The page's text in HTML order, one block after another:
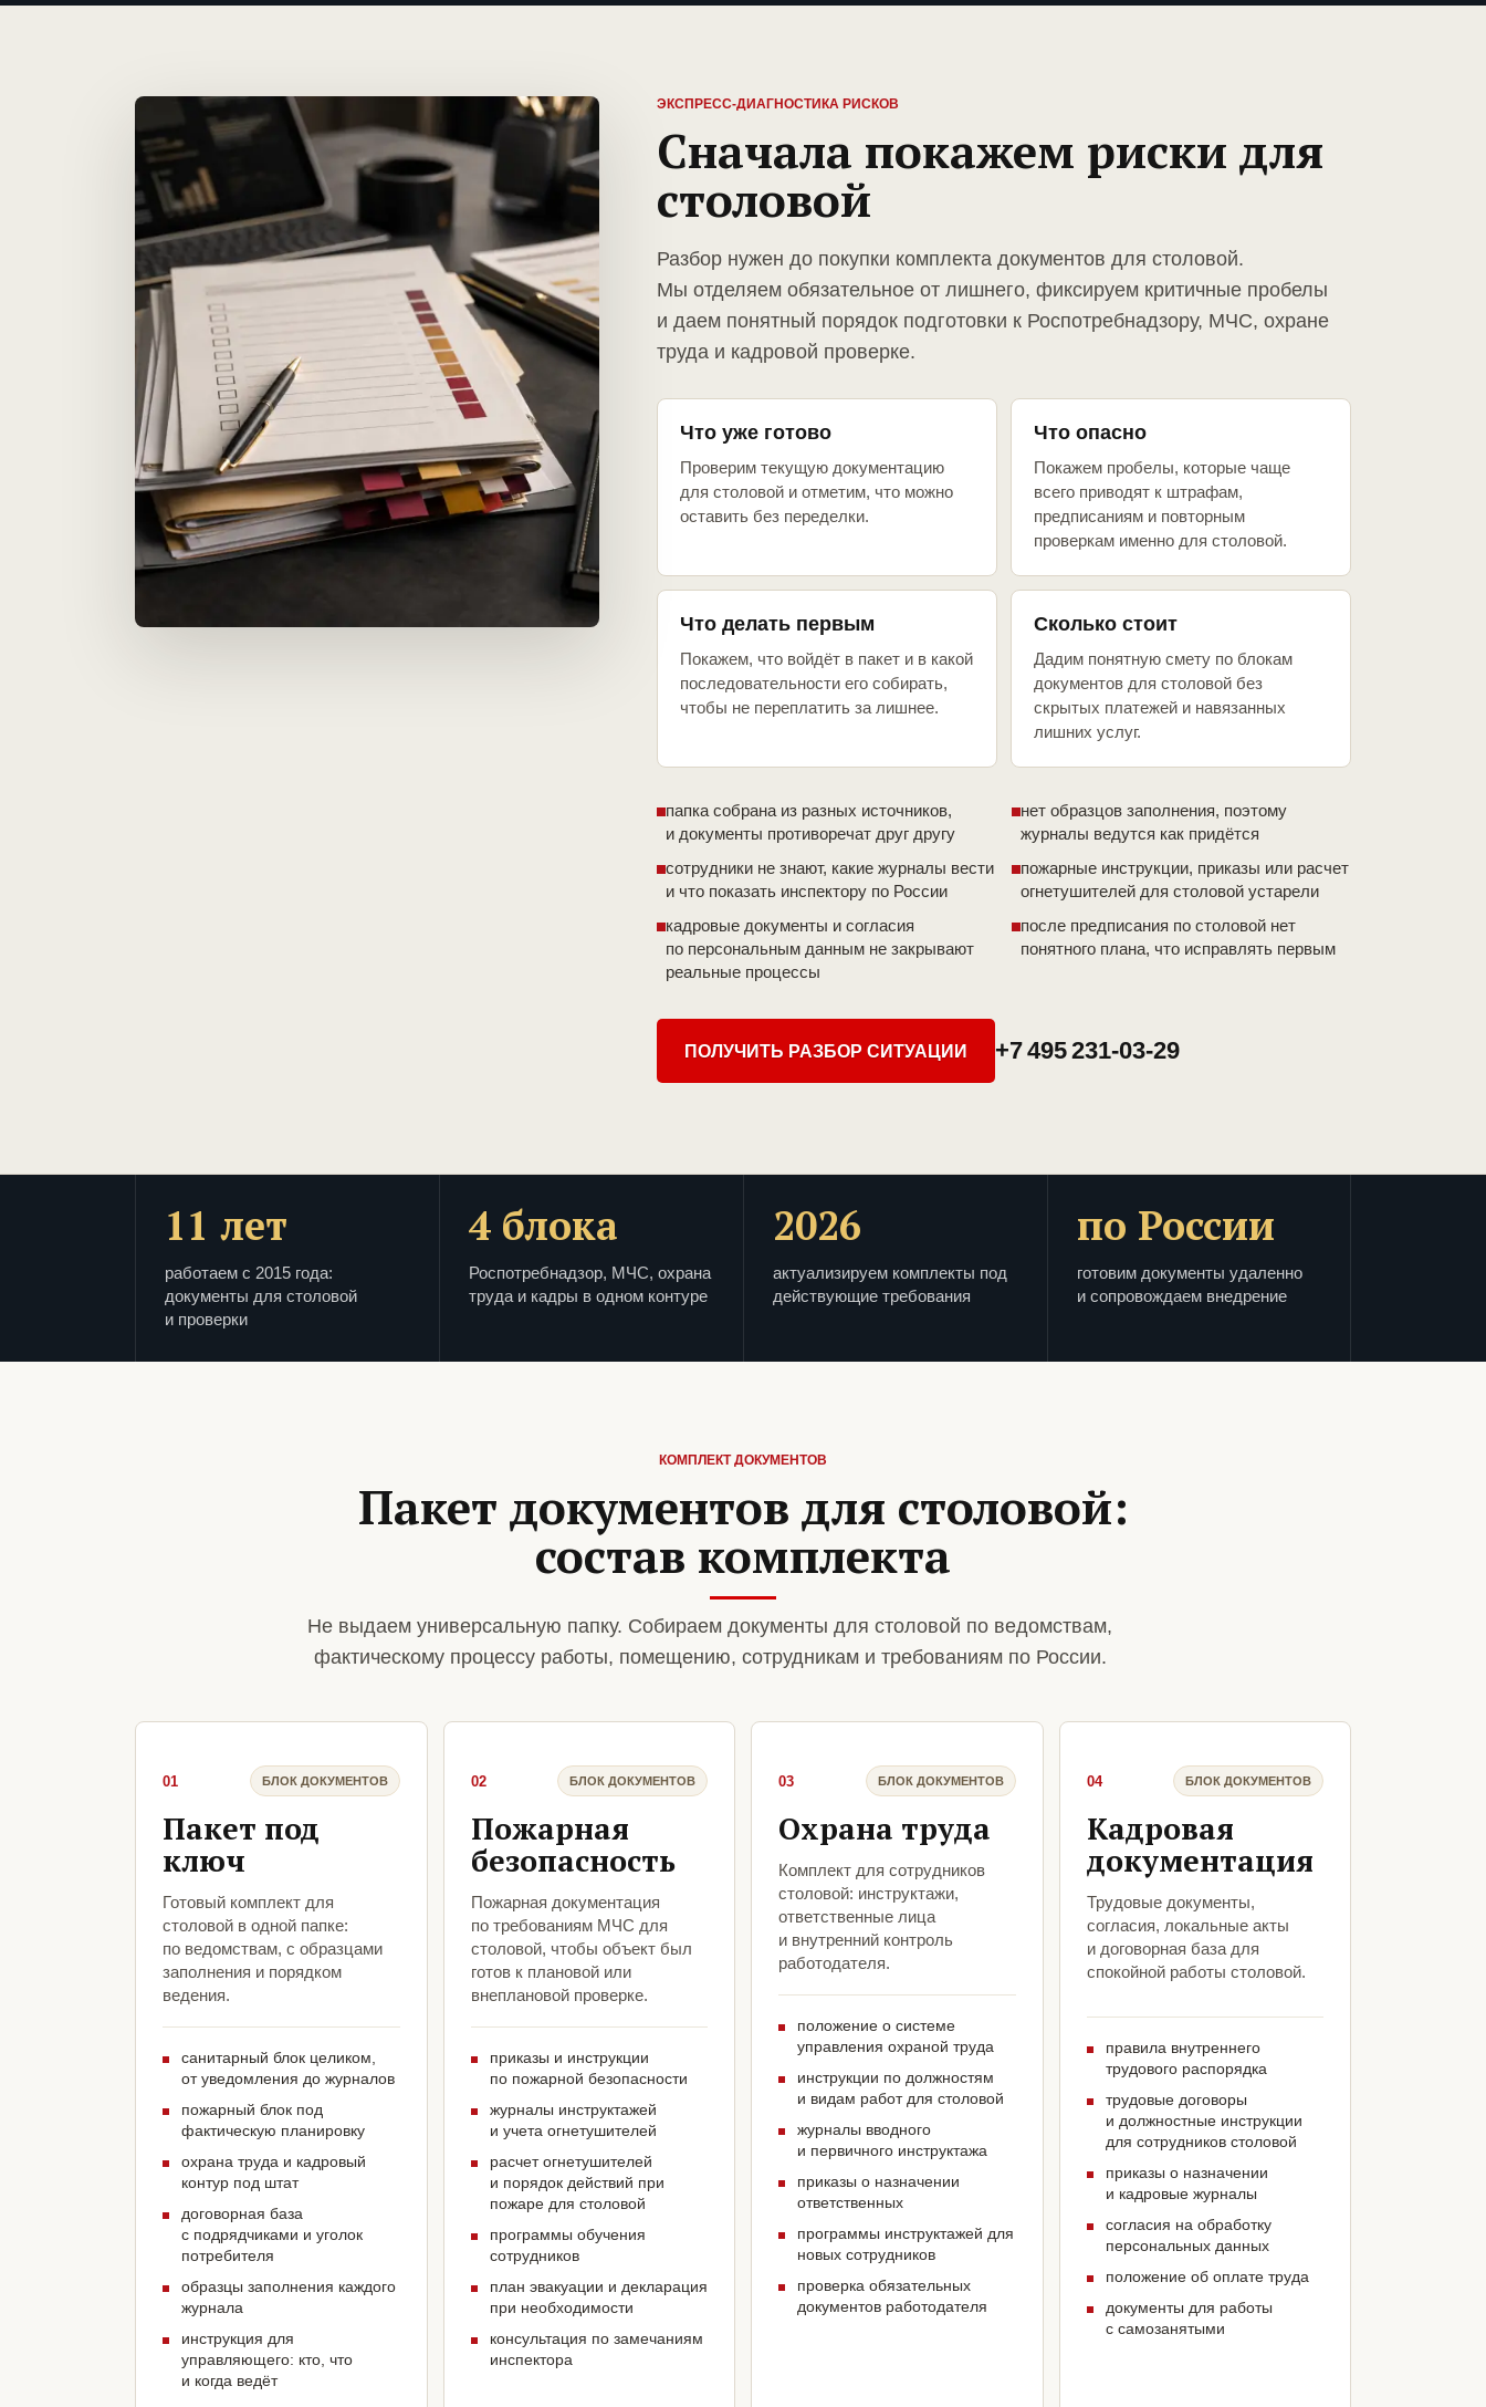
ЭКСПРЕСС-ДИАГНОСТИКА РИСКОВ
Сначала покажем риски для
столовой
Разбор нужен до покупки комплекта документов для столовой.
Мы отделяем обязательное от лишнего, фиксируем критичные пробелы
и даем понятный порядок подготовки к Роспотребнадзору, МЧС, охране
труда и кадровой проверке.
Что уже готово
Проверим текущую документацию
для столовой и отметим, что можно
оставить без переделки.
Что опасно
Покажем пробелы, которые чаще
всего приводят к штрафам,
предписаниям и повторным
проверкам именно для столовой.
Что делать первым
Покажем, что войдёт в пакет и в какой
последовательности его собирать,
чтобы не переплатить за лишнее.
Сколько стоит
Дадим понятную смету по блокам
документов для столовой без
скрытых платежей и навязанных
лишних услуг.
папка собрана из разных источников,
и документы противоречат друг другу
нет образцов заполнения, поэтому
журналы ведутся как придётся
сотрудники не знают, какие журналы вести
и что показать инспектору по России
пожарные инструкции, приказы или расчет
огнетушителей для столовой устарели
кадровые документы и согласия
по персональным данным не закрывают
реальные процессы
после предписания по столовой нет
понятного плана, что исправлять первым
ПОЛУЧИТЬ РАЗБОР СИТУАЦИИ +7 495 231-03-29
11 лет
работаем с 2015 года:
документы для столовой
и проверки
4 блока
Роспотребнадзор, МЧС, охрана
труда и кадры в одном контуре
2026
актуализируем комплекты под
действующие требования
по России
готовим документы удаленно
и сопровождаем внедрение
КОМПЛЕКТ ДОКУМЕНТОВ
Пакет документов для столовой:
состав комплекта
Не выдаем универсальную папку. Собираем документы для столовой по ведомствам,
фактическому процессу работы, помещению, сотрудникам и требованиям по России.
01 БЛОК ДОКУМЕНТОВ
Пакет под
ключ
Готовый комплект для
столовой в одной папке:
по ведомствам, с образцами
заполнения и порядком
ведения.
санитарный блок целиком,
от уведомления до журналов
пожарный блок под
фактическую планировку
охрана труда и кадровый
контур под штат
договорная база
с подрядчиками и уголок
потребителя
образцы заполнения каждого
журнала
инструкция для
управляющего: кто, что
и когда ведёт
02 БЛОК ДОКУМЕНТОВ
Пожарная
безопасность
Пожарная документация
по требованиям МЧС для
столовой, чтобы объект был
готов к плановой или
внеплановой проверке.
приказы и инструкции
по пожарной безопасности
журналы инструктажей
и учета огнетушителей
расчет огнетушителей
и порядок действий при
пожаре для столовой
программы обучения
сотрудников
план эвакуации и декларация
при необходимости
консультация по замечаниям
инспектора
03 БЛОК ДОКУМЕНТОВ
Охрана труда
Комплект для сотрудников
столовой: инструктажи,
ответственные лица
и внутренний контроль
работодателя.
положение о системе
управления охраной труда
инструкции по должностям
и видам работ для столовой
журналы вводного
и первичного инструктажа
приказы о назначении
ответственных
программы инструктажей для
новых сотрудников
проверка обязательных
документов работодателя
04 БЛОК ДОКУМЕНТОВ
Кадровая
документация
Трудовые документы,
согласия, локальные акты
и договорная база для
спокойной работы столовой.
правила внутреннего
трудового распорядка
трудовые договоры
и должностные инструкции
для сотрудников столовой
приказы о назначении
и кадровые журналы
согласия на обработку
персональных данных
положение об оплате труда
документы для работы
с самозанятыми